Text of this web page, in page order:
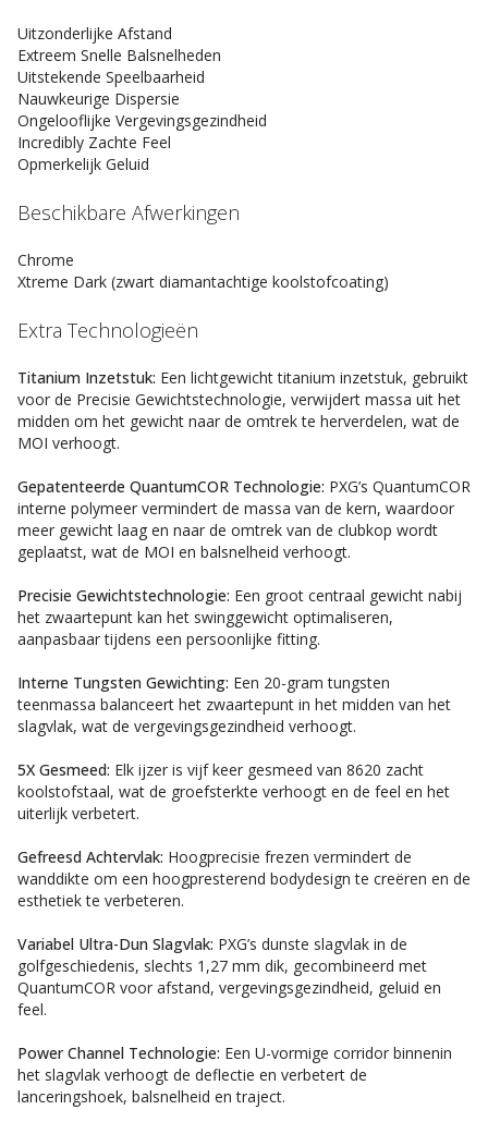
Uitzonderlijke Afstand
Extreem Snelle Balsnelheden
Uitstekende Speelbaarheid
Nauwkeurige Dispersie
Ongelooflijke Vergevingsgezindheid
Incredibly Zachte Feel
Opmerkelijk Geluid
Beschikbare Afwerkingen
Chrome
Xtreme Dark (zwart diamantachtige koolstofcoating)
Extra Technologieën
Titanium Inzetstuk: Een lichtgewicht titanium inzetstuk, gebruikt
voor de Precisie Gewichtstechnologie, verwijdert massa uit het
midden om het gewicht naar de omtrek te herverdelen, wat de
MOI verhoogt.
Gepatenteerde QuantumCOR Technologie: PXG’s QuantumCOR
interne polymeer vermindert de massa van de kern, waardoor
meer gewicht laag en naar de omtrek van de clubkop wordt
geplaatst, wat de MOI en balsnelheid verhoogt.
Precisie Gewichtstechnologie: Een groot centraal gewicht nabij
het zwaartepunt kan het swinggewicht optimaliseren,
aanpasbaar tijdens een persoonlijke fitting.
Interne Tungsten Gewichting: Een 20-gram tungsten
teenmassa balanceert het zwaartepunt in het midden van het
slagvlak, wat de vergevingsgezindheid verhoogt.
5X Gesmeed: Elk ijzer is vijf keer gesmeed van 8620 zacht
koolstofstaal, wat de groefsterkte verhoogt en de feel en het
uiterlijk verbetert.
Gefreesd Achtervlak: Hoogprecisie frezen vermindert de
wanddikte om een hoogpresterend bodydesign te creëren en de
esthetiek te verbeteren.
Variabel Ultra-Dun Slagvlak: PXG’s dunste slagvlak in de
golfgeschiedenis, slechts 1,27 mm dik, gecombineerd met
QuantumCOR voor afstand, vergevingsgezindheid, geluid en
feel.
Power Channel Technologie: Een U-vormige corridor binnenin
het slagvlak verhoogt de deflectie en verbetert de
lanceringshoek, balsnelheid en traject.